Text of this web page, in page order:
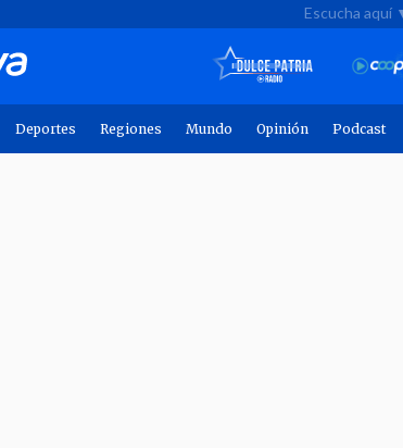
Escucha aquí
Deportes Regiones Mundo Opinión Podcast